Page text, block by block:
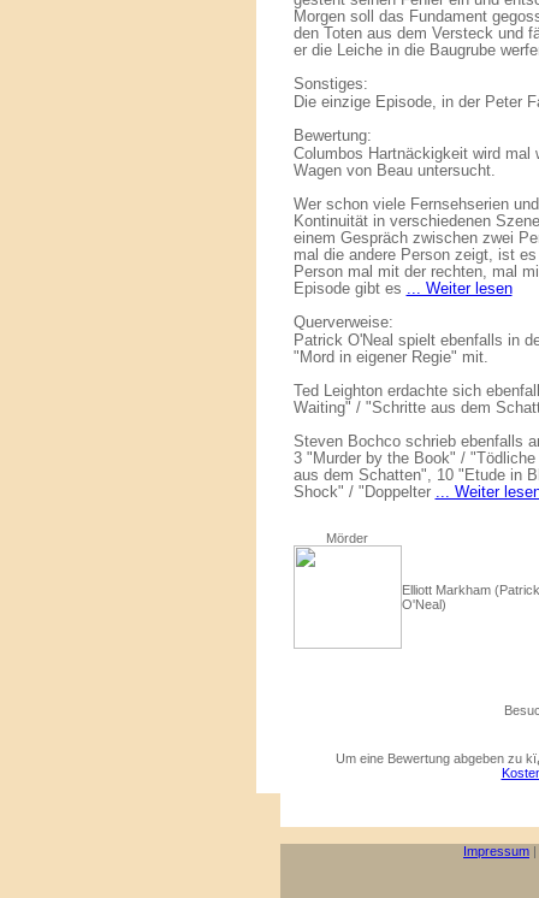
Morgen soll das Fundament
den Toten aus dem Versteck und
er die Leiche in die Baugrube
Sonstiges:
Die einzige Episode, in der Peter
Bewertung:
Columbos Hartnäckigkeit wird
Wagen von Beau untersucht.
Wer schon viele Fernsehserien
Kontinuität in verschiedenen
einem Gespräch zwischen zwei
mal die andere Person zeigt, ist
Person mal mit der rechten, mal
Episode gibt es ... Weiter lesen
Querverweise:
Patrick O'Neal spielt ebenfalls in
"Mord in eigener Regie" mit.
Ted Leighton erdachte sich
Waiting" / "Schritte aus dem
Steven Bochco schrieb ebenfalls
3 "Murder by the Book" /
aus dem Schatten", 10 "Etude in
Shock" / "Doppelter ... Weiter
Mörder
Elliott Markham (Patrick
O'Neal)
Um eine Bewertung abgeben zu
Impressum |